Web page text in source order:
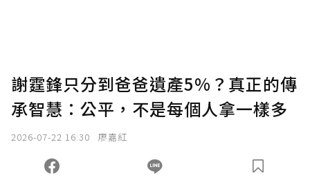
謝霆鋒只分到爸爸遺產5%？真正的傳
承智慧：公平，不是每個人拿一樣多
2026-07-22 16:30 廖嘉紅